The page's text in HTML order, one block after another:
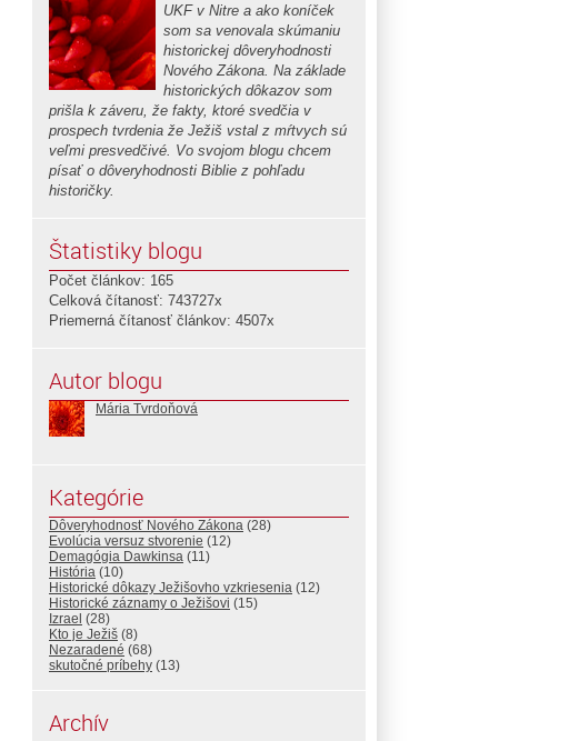
UKF v Nitre a ako koníček
som sa venovala skúmaniu
historickej dôveryhodnosti
Nového Zákona. Na základe
historických dôkazov som
prišla k záveru, že fakty, ktoré svedčia v
prospech tvrdenia že Ježiš vstal z mŕtvych sú
veľmi presvedčivé. Vo svojom blogu chcem
písať o dôveryhodnosti Biblie z pohľadu
historičky.
Štatistiky blogu
Počet článkov: 165
Celková čítanosť: 743727x
Priemerná čítanosť článkov: 4507x
Autor blogu
Mária Tvrdoňová
Kategórie
Dôveryhodnosť Nového Zákona (28)
Evolúcia versuz stvorenie (12)
Demagógia Dawkinsa (11)
História (10)
Historické dôkazy Ježišovho vzkriesenia (12)
Historické záznamy o Ježišovi (15)
Izrael (28)
Kto je Ježiš (8)
Nezaradené (68)
skutočné príbehy (13)
Archív